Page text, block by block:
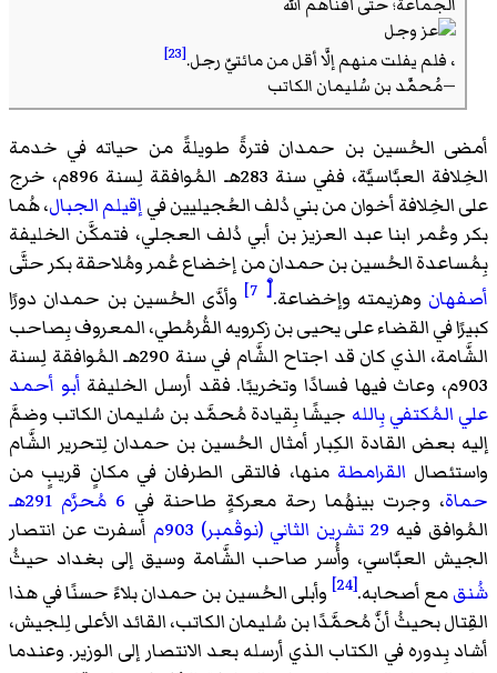
، فلم يفلت منهم إلَّا أقل من مائتيّ رجل.[23]
—مُحمَّد بن سُليمان الكاتب
أمضى الحُسين بن حمدان فترةً طويلةً من حياته في خدمة
الخِلافة العبَّاسيَّة، ففي سنة 283هـ المُوافقة لِسنة 896م، خرج
على الخِلافة أخوان من بني دُلف العُجيليين فيإقيلم الجبال، هُما
بكر وعُمر ابنا عبد العزيز بن أبي دُلف العجلي، فتمكَّن الخليفة
بِمُساعدة الحُسين بن حمدان من إخضاع عُمر ومُلاحقة بكر حتَّى
أصفهان وهزيمته وإخضاعة.[ْ 7]
وأدَّى الحُسين بن حمدان دورًا
كبيرًا في القضاء على يحيى بن زكرويه القُرمُطي، المعروف بِصاحب
الشَّامة، الذي كان قد اجتاح الشَّام في سنة 290هـ المُوافقة لِسنة
903م، وعاث فيها فسادًا وتخريبًا. فقد أرسل الخليفة
أبو أحمد
علي المُكتفي بِالله جيشًا بِقيادة مُحمَّد بن سُليمان الكاتب وضمَّ
إليه بعض القادة الكِبار أمثال الحُسين بن حمدان لِتحرير الشَّام
واستئصال القرامطة منها، فالتقى الطرفان في مكانٍ قريبٍ من
حماة، وجرت بينهُما رحة معركةٍ طاحنة في 6 مُحرَّم
291هـ
المُوافق فيه 29 تشرين الثاني (نوڤمبر) 903م
أسفرت عن انتصار
الجيش العبَّاسي، وأُسر صاحب الشَّامة وسيق إلى بغداد حيثُ
شُنقمع أصحابه.[24]
وأبلى الحُسين بن حمدان بلاءً حسنًا في هذا
القِتال بحيثُ أنَّ مُحمَّدًا بن سُليمان الكاتب، القائد الأعلى لِلجيش،
أشاد بِدوره في الكتاب الذي أرسله بعد الانتصار إلى الوزير. وعندما